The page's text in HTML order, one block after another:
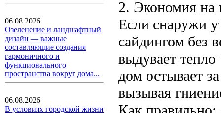
06.08.2026
Озеленение и ландшафтный
дизайн — важные
составляющие создания
гармоничного и
функционального
пространства вокруг дома...
06.08.2026
В условиях городской жизни
2. Экономия на
Если снаружи
сайдингом без
выдувает
дом остывает
вызывая